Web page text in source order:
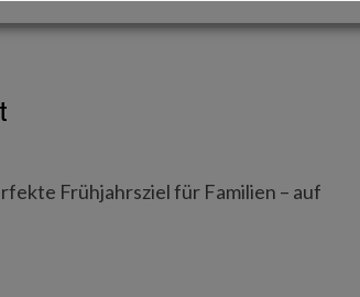
Frühjahrsziel für Familien – auf